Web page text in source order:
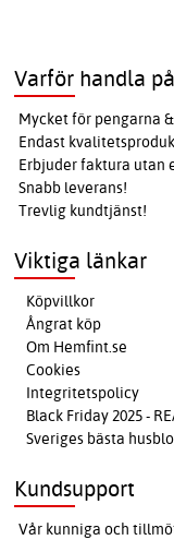
Varför handla
Mycket för pengarna
Endast
Erbjuder faktura utan
Snabb leverans!
Trevlig kundtjänst!
Viktiga länkar
Köpvillkor
Ångrat köp
Om Hemfint.se
Cookies
Integritetspolicy
Black Friday 2025 -
Sveriges bästa
Kundsupport
Vår kunniga och